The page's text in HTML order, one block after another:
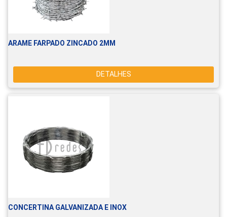
ARAME FARPADO ZINCADO 2MM
DETALHES
CONCERTINA GALVANIZADA E INOX